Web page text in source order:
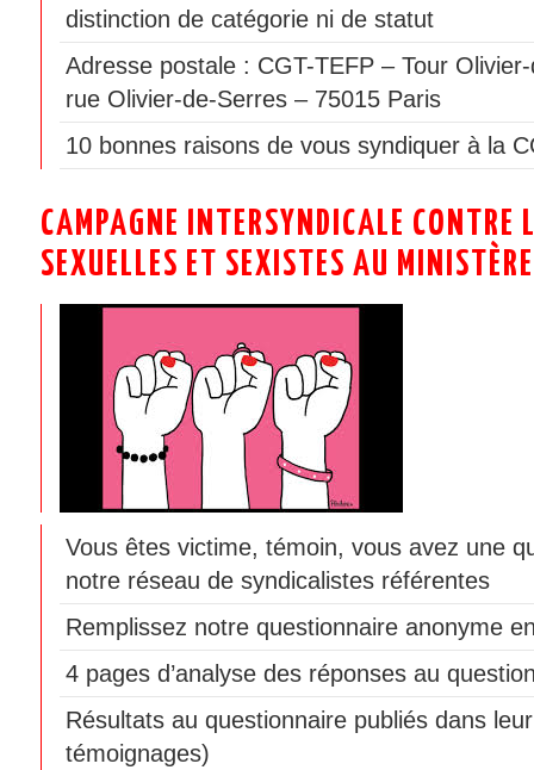
distinction de catégorie ni de statut
Adresse postale : CGT-TEFP – Tour
rue Olivier-de-Serres – 75015 Paris
10 bonnes raisons de vous syndiquer à la
CAMPAGNE INTERSYNDICALE CONTRE
SEXUELLES ET SEXISTES AU MINISTÈRE
Vous êtes victime, témoin, vous avez une
notre réseau de syndicalistes référentes
Remplissez notre questionnaire anonyme
4 pages d’analyse des réponses au
Résultats au questionnaire publiés dans
témoignages)